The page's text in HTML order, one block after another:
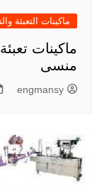
ماكينات التعبئة
ماكينات
منسى
engmansy